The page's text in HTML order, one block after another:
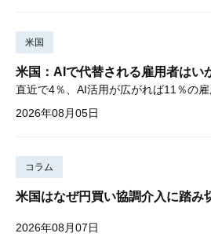
米国
米国：AIで代替される雇用者はい
2026年08月05日
コラム
米国はなぜ円買い協調介入に踏み
2026年08月07日